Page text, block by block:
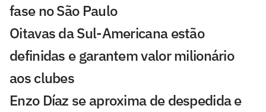
fase no São Paulo
Oitavas da Sul-Americana estão
definidas e garantem valor milionário
aos clubes
Enzo Díaz se aproxima de despedida e